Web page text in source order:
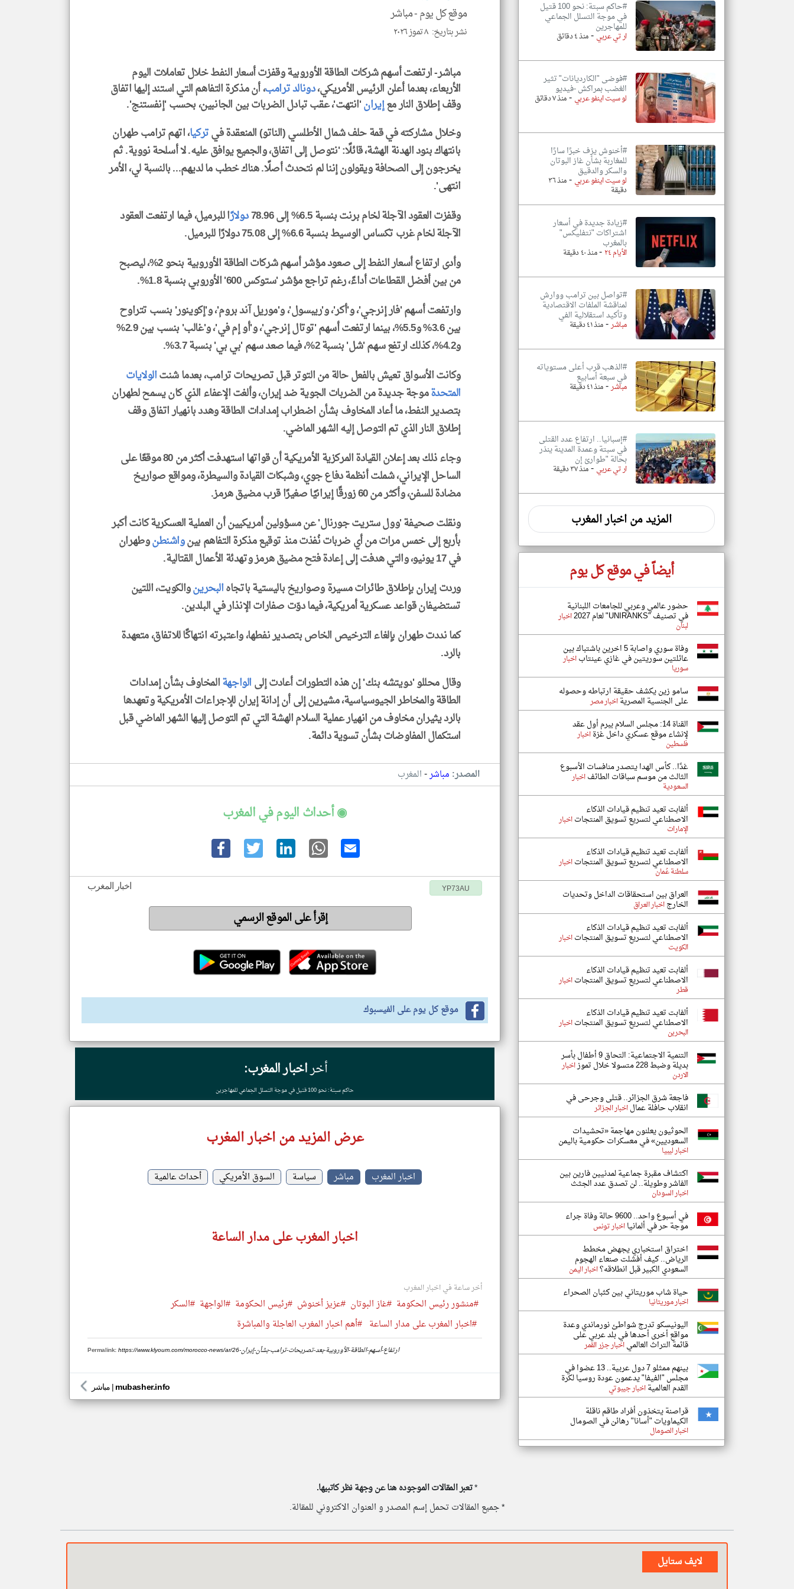
موقع كل يوم -مباشر
نشر بتاريخ: ٨ تموز ٢٠٢٦
مباشر- ارتفعت أسهم شركات الطاقة الأوروبية وقفزت أسعار النفط خلال تعاملات اليوم
الأربعاء، بعدما أعلن الرئيس الأمريكي،دونالد ترامب، أن مذكرة التفاهم التي استند إليها اتفاق
وقف إطلاق النار معإيران'انتهت'، عقب تبادل الضربات بين الجانبين، بحسب 'إنفستنج'.
وخلال مشاركته في قمة حلف شمال الأطلسي (الناتو) المنعقدة فيتركيا، اتهم ترامب طهران
بانتهاك بنود الهدنة الهشة، قائلًا: 'نتوصل إلى اتفاق، والجميع يوافق عليه. لا أسلحة نووية. ثم
يخرجون إلى الصحافة ويقولون إننا لم نتحدث أصلًا. هناك خطب ما لديهم... بالنسبة لي، الأمر
انتهى'.
وقفزت العقود الآجلة لخام برنت بنسبة 6.5% إلى 78.96
دولارًا للبرميل، فيما ارتفعت العقود
الآجلة لخام غرب تكساس الوسيط بنسبة 6.6% إلى 75.08 دولارًا للبرميل.
وأدى ارتفاع أسعار النفط إلى صعود مؤشر أسهم شركات الطاقة الأوروبية بنحو 2%، ليصبح
من بين أفضل القطاعات أداءً، رغم تراجع مؤشر 'ستوكس 600' الأوروبي بنسبة 1.8%.
وارتفعت أسهم 'فار إنرجي'، و'أكر'، و'ريبسول'، و'موريل آند بروم'، و'إكوينور' بنسب تتراوح
بين 3.6% و5.5%، بينما ارتفعت أسهم 'توتال إنرجي'، و'أو إم في'، و'غالب' بنسب بين 2.9%
و4.2%، كذلك ارتفع سهم 'شل' بنسبة 2%، فيما صعد سهم 'بي بي' بنسبة 3.7%.
وكانت الأسواق تعيش بالفعل حالة من التوتر قبل تصريحات ترامب، بعدما شنتالولايات
المتحدةموجة جديدة من الضربات الجوية ضد إيران، وألغت الإعفاء الذي كان يسمح لطهران
بتصدير النفط، ما أعاد المخاوف بشأن اضطراب إمدادات الطاقة وهدد بانهيار اتفاق وقف
إطلاق النار الذي تم التوصل إليه الشهر الماضي.
وجاء ذلك بعد إعلان القيادة المركزية الأمريكية أن قواتها استهدفت أكثر من 80 موقعًا على
الساحل الإيراني، شملت أنظمة دفاع جوي، وشبكات القيادة والسيطرة، ومواقع صواريخ
مضادة للسفن، وأكثر من 60 زورقًا إيرانيًا صغيرًا قرب مضيق هرمز.
ونقلت صحيفة 'وول ستريت جورنال' عن مسؤولين أمريكيين أن العملية العسكرية كانت أكبر
بأربع إلى خمس مرات من أي ضربات نُفذت منذ توقيع مذكرة التفاهم بينواشنطنوطهران
في 17 يونيو، والتي هدفت إلى إعادة فتح مضيق هرمز وتهدئة الأعمال القتالية.
وردت إيران بإطلاق طائرات مسيرة وصواريخ باليستية باتجاهالبحرينوالكويت، اللتين
تستضيفان قواعد عسكرية أمريكية، فيما دوّت صفارات الإنذار في البلدين.
كما نددت طهران بإلغاء الترخيص الخاص بتصدير نفطها، واعتبرته انتهاكًا للاتفاق، متعهدة
بالرد.
وقال محللو 'دويتشه بنك' إن هذه التطورات أعادت إلىالواجهةالمخاوف بشأن إمدادات
الطاقة والمخاطر الجيوسياسية، مشيرين إلى أن إدانة إيران للإجراءات الأمريكية وتعهدها
بالرد يثيران مخاوف من انهيار عملية السلام الهشة التي تم التوصل إليها الشهر الماضي قبل
استكمال المفاوضات بشأن تسوية دائمة.
المصدر: مباشر-المغرب
◉ أحداث اليوم في المغرب
اخبار المغرب YP73AU
إقرأ على الموقع الرسمي
موقع كل يوم على الفيسبوك
أخراخبار المغرب:
حاكم سبتة: نحو 100 قتيل في موجة التسلل الجماعي للمهاجرين
عرض المزيد من اخبار المغرب
اخبار المغرب مباشر سياسة السوق الأمريكي أحداث عالمية
اخبار المغرب على مدار الساعة
أخر ساعة في اخبار المغرب
#منشور رئيس الحكومة #غاز البوتان #عزيز أخنوش #رئيس الحكومة #الواجهة #السكر
#اخبار المغرب على مدار الساعة #أهم اخبار المغرب العاجلة والمباشرة
Permalink: https://www.klyoum.com/morocco-news/ar/26-ارتفاع-أسهم-الطاقة-الأوروبية-بعد-تصريحات-ترامب-بشأن-إيران
مباشر | mubasher.info
#حاكم سبتة: نحو 100 قتيل
في موجة التسلل الجماعي
للمهاجرين
ار تي عربي -منذ ٤ دقائق
#فوضى "الكارديانات" تثير
الغضب بمراكش -فيديو
لو سيت اينفو عربي -منذ ٧ دقائق
#أخنوش يزف خبرًا سارًا
للمغاربة بشأن غاز البوتان
والسكر والدقيق
لو سيت اينفو عربي - منذ ٣٦
دقيقة
#زيادة جديدة في أسعار
اشتراكات "نتفليكس"
بالمغرب
الأيام ٢٤ -منذ ٤٠ دقيقة
#تواصل بين ترامب ووارش
لمناقشة الملفات الاقتصادية
وتأكيد استقلالية الفي
مباشر-منذ ٤١ دقيقة
#الذهب قرب أعلى مستوياته
في سبعة أسابيع
مباشر-منذ ٤١ دقيقة
#إسبانيا.. ارتفاع عدد القتلى
في سبتة وعمدة المدينة ينذر
بحالة "طوارئ إن
ار تي عربي-منذ ٣٧ دقيقة
المزيد من اخبار المغرب
أيضاً في موقع كل يوم
حضور عالمي وعربي للجامعات اللبنانية
في تصنيف "UNIRANKS" لعام 2027 اخبار
لبنان
وفاة سوري واصابة 5 اخرين باشتباك بين
عائلتين سوريتين في غازي عينتاباخبار
سوريا
سامو زين يكشف حقيقة ارتباطه وحصوله
على الجنسية المصريةاخبار مصر
القناة 14: مجلس السلام يبرم أول عقد
لإنشاء موقع عسكري داخل غزةاخبار
فلسطين
غدًا.. كأس الهدا يتصدر منافسات الأسبوع
الثالث من موسم سباقات الطائفاخبار
السعودية
ألفابت تعيد تنظيم قيادات الذكاء
الاصطناعي لتسريع تسويق المنتجاتاخبار
الإمارات
ألفابت تعيد تنظيم قيادات الذكاء
الاصطناعي لتسريع تسويق المنتجاتاخبار
سلطنة عُمان
‏العراق بين استحقاقات الداخل وتحديات
الخارجاخبار العراق
ألفابت تعيد تنظيم قيادات الذكاء
الاصطناعي لتسريع تسويق المنتجاتاخبار
الكويت
ألفابت تعيد تنظيم قيادات الذكاء
الاصطناعي لتسريع تسويق المنتجاتاخبار
قطر
ألفابت تعيد تنظيم قيادات الذكاء
الاصطناعي لتسريع تسويق المنتجاتاخبار
البحرين
‏التنمية الاجتماعية: التحاق 9 أطفال بأسر
بديلة وضبط 228 متسولا خلال تموز اخبار
الاردن
فاجعة شرق الجزائر.. قتلى وجرحى في
انقلاب حافلة عمالاخبار الجزائر
الحوثيون يعلنون مهاجمة «تحشيدات
السعوديين» في معسكرات حكومية باليمن
اخبار ليبيا
اكتشاف مقبرة جماعية لمدنيين فارين بين
الفاشر وطويلة.. لن تصدق عدد الجثث
اخبار السودان
في أسبوع واحد.. 9600 حالة وفاة جراء
موجة حر في ألمانيااخبار تونس
اختراق استخباري يجهض مخطط
الرياض.. كيف أفشلت صنعاء الهجوم
السعودي الكبير قبل انطلاقه؟اخبار اليمن
حياة شاب موريتاني بين كثبان الصحراء
اخبار موريتانيا
اليونيسكو تدرج شواطئ نورماندي وعدة
مواقع أخرى أحدها في بلد عربي على
قائمة التراث العالمياخبار جزر القمر
بينهم ممثلو 7 دول عربية.. 13 عضوا في
مجلس "الفيفا" يدعمون عودة روسيا لكرة
القدم العالميةاخبار جيبوتي
قراصنة يتخذون أفراد طاقم ناقلة
الكيماويات "أسانا" رهائن في الصومال
اخبار الصومال
*تعبر المقالات الموجوده هنا عن وجهة نظر كاتبيها.
* جميع المقالات تحمل إسم المصدر و العنوان الاكتروني للمقالة.
لايف ستايل
klyoum.com